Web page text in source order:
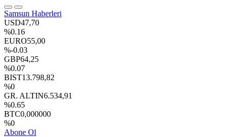
Samsun Haberleri
USD47,70
%0.16
EURO55,00
%-0.03
GBP64,25
%0.07
BIST13.798,82
%0
GR. ALTIN6.534,91
%0.65
BTC0,000000
%0
Abone Ol